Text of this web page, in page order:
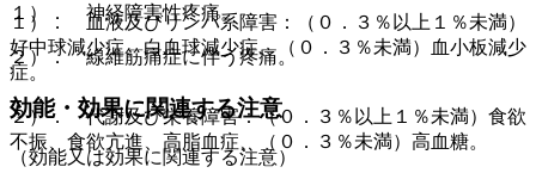
１）． 血液及びリンパ系障害：（０．３％以上１％未満）
好中球減少症、白血球減少症、（０．３％未満）血小板減少
症。
２）． 代謝及び栄養障害：（０．３％以上１％未満）食欲
不振、食欲亢進、高脂血症、（０．３％未満）高血糖。
１）． 神経障害性疼痛。
２）． 線維筋痛症に伴う疼痛。
効能・効果に関連する注意
（効能又は効果に関連する注意）